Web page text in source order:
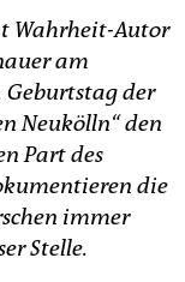
Wahrheit-Autor
am
Geburtstag der
Neukölln“ den
Part des
die
immer
Stelle.